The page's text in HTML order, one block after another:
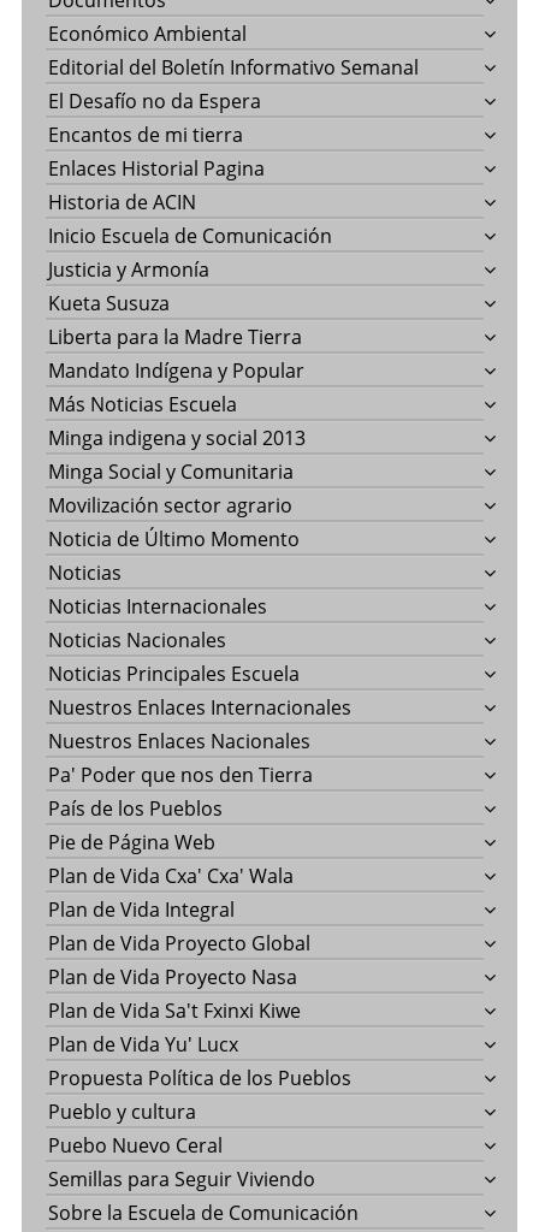
Económico Ambiental
Editorial del Boletín Informativo Semanal
El Desafío no da Espera
Encantos de mi tierra
Enlaces Historial Pagina
Historia de ACIN
Inicio Escuela de Comunicación
Justicia y Armonía
Kueta Susuza
Liberta para la Madre Tierra
Mandato Indígena y Popular
Más Noticias Escuela
Minga indigena y social 2013
Minga Social y Comunitaria
Movilización sector agrario
Noticia de Último Momento
Noticias
Noticias Internacionales
Noticias Nacionales
Noticias Principales Escuela
Nuestros Enlaces Internacionales
Nuestros Enlaces Nacionales
Pa' Poder que nos den Tierra
País de los Pueblos
Pie de Página Web
Plan de Vida Cxa' Cxa' Wala
Plan de Vida Integral
Plan de Vida Proyecto Global
Plan de Vida Proyecto Nasa
Plan de Vida Sa't Fxinxi Kiwe
Plan de Vida Yu' Lucx
Propuesta Política de los Pueblos
Pueblo y cultura
Puebo Nuevo Ceral
Semillas para Seguir Viviendo
Sobre la Escuela de Comunicación